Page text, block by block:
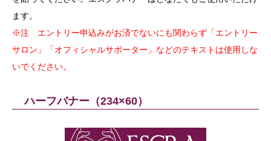
ます。
※注 エントリー申込みがお済でないにも関わらず「エントリー
サロン」「オフィシャルサポーター」などのテキストは使用しな
いでください。
ハーフバナー（234×60）